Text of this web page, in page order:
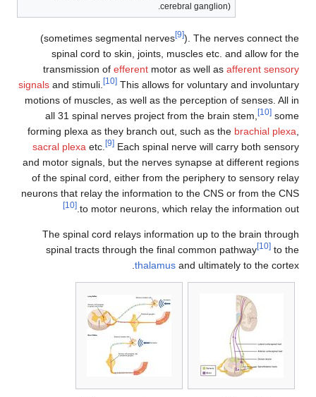
cerebral ganglion).
(sometimes segmental nerves
). The nerves
spinal cord to skin, joints, muscles etc. and allow
transmission ofefferent motor as well asafferent
signalsand stimuli.
This allows for voluntary and
motions of muscles, as well as the perception of
all 31 spinal nerves project from the brain stem,
forming plexa as they branch out, such as thebrachial
sacral plexaetc.
Each spinal nerve will carry both
and motor signals, but the nerves synapse at different
of the spinal cord, either from the periphery to
neurons that relay the information to the CNS or from
to motor neurons, which relay the
The spinal cord relays information up to the brain
spinal tracts through the final common pathway
thalamusand ultimately to the